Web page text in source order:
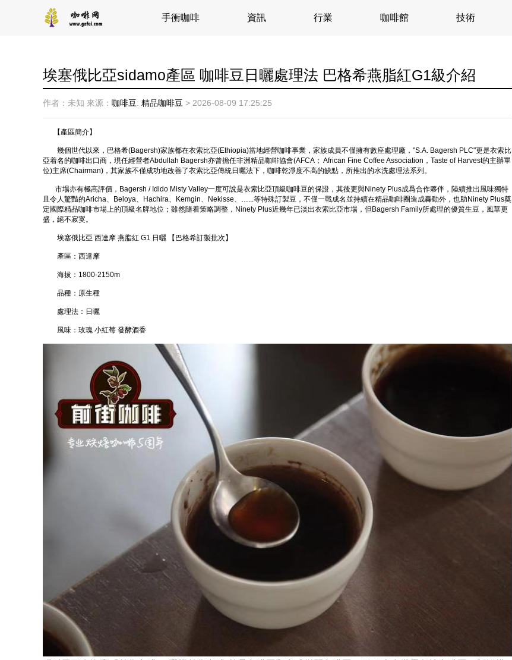
手衝咖啡 資訊 行業 咖啡館 技術
埃塞俄比亞sidamo產區 咖啡豆日曬處理法 巴格希燕脂紅G1級介紹
作者：未知 來源： 咖啡豆: 精品咖啡豆 > 2026-08-09 17:25:25
【產區簡介】
幾個世代以來，巴格希(Bagersh)家族都在衣索比亞(Ethiopia)當地經營咖啡事業，家族成員不僅擁有數座處理廠，"S.A. Bagersh PLC"更是衣索比
亞着名的咖啡出口商，現任經營者Abdullah Bagersh亦曾擔任非洲精品咖啡協會(AFCA； African Fine Coffee Association，Taste of Harvest的主辦單
位)主席(Chairman)，其家族不僅成功地改善了衣索比亞傳統日曬法下，咖啡乾淨度不高的缺點，所推出的水洗處理法系列。
市場亦有極高評價，Bagersh / Idido Misty Valley一度可說是衣索比亞頂級咖啡豆的保證，其後更與Ninety Plus成爲合作夥伴，陸續推出風味獨特
且令人驚豔的Aricha、Beloya、Hachira、Kemgin、Nekisse、…...等特殊訂製豆，不僅一戰成名並持續在精品咖啡圈造成轟動外，也助Ninety Plus奠
定國際精品咖啡市場上的頂級名牌地位；雖然隨着策略調整，Ninety Plus近幾年已淡出衣索比亞市場，但Bagersh Family所處理的優質生豆，風華更
盛，絕不寂寞。
埃塞俄比亞 西達摩 燕脂紅 G1 日曬 【巴格希訂製批次】
產區：西達摩
海拔：1800-2150m
品種：原生種
處理法：日曬
風味：玫瑰 小紅莓 發酵酒香